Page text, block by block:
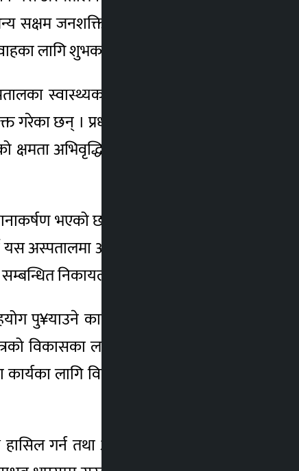
सक्षम जनशक्तिका कारण मुलुककै केन्द्रीय
लागि शुभकामना व्यक्त गर्दछु ।’
स्वास्थ्यकर्मी, चिकित्सकलगायत अन्य
छन् । प्रधानमन्त्री देउवाले अस्पतालले
अभिवृद्धि गरी अन्तर्राष्ट्रियस्तरको सेवा
भएको छ । यसलाई प्राथमिकता साथ
यस अस्पतालमा आइसियू सघन उपचार कक्ष र
निकायलाई निर्देशन दिएका छन् ।
पु¥याउने कार्यक्रम कार्यान्वयनमा ल्याउन
विकासका लागि सरकारले प्राथमिकताका
लागि विभिन्न कार्यक्रम कार्यान्वयनमा
गर्न तथा आम सर्वसाधारणलाई सहज